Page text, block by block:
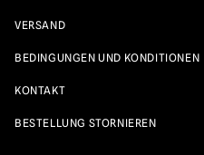
VERSAND
BEDINGUNGEN UND KONDITIONEN
KONTAKT
BESTELLUNG STORNIEREN